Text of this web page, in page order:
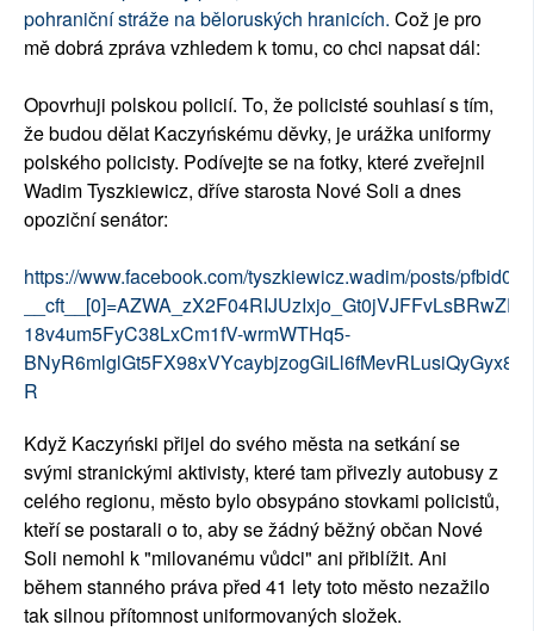
pohraniční stráže na běloruských hranicích. Což je pro
mě dobrá zpráva vzhledem k tomu, co chci napsat dál:
Opovrhuji polskou policií. To, že policisté souhlasí s tím,
že budou dělat Kaczyńskému děvky, je urážka uniformy
polského policisty. Podívejte se na fotky, které zveřejnil
Wadim Tyszkiewicz, dříve starosta Nové Soli a dnes
opoziční senátor:
https://www.facebook.com/tyszkiewicz.wadim/posts/
18v4um5FyC38LxCm1fV-wrmWTHq5-
R
Když Kaczyński přijel do svého města na setkání se
svými stranickými aktivisty, které tam přivezly autobusy z
celého regionu, město bylo obsypáno stovkami policistů,
kteří se postarali o to, aby se žádný běžný občan Nové
Soli nemohl k "milovanému vůdci" ani přiblížit. Ani
během stanného práva před 41 lety toto město nezažilo
tak silnou přítomnost uniformovaných složek.